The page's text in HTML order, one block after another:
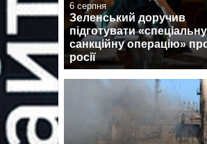
6 серпня
Зеленський доручив
підготувати «спеціальну
санкційну операцію»
росії